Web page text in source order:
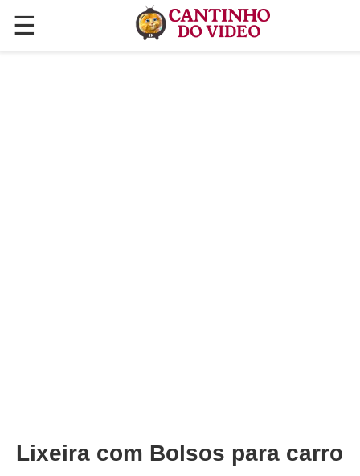
☰
✕
Lixeira com Bolsos para carro